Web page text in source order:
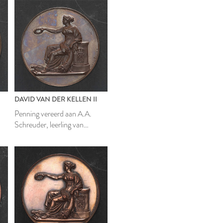
DAVID VAN DER KELLEN II
Penning vereerd aan A.A.
Schreuder, leerling van